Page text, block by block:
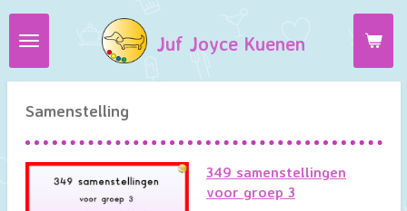
Ga
direct
de
Juf Joyce Kuenen
Samenstelling
349 samenstellingen
voor groep 3